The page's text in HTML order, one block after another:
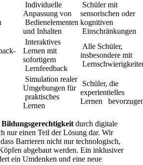
Individuelle
Anpassung von
Bedienelementen
und Inhalten
Schüler mit
sensorischen oder
kognitiven
Einschränkungen
Interaktives
Lernen mit
sofortigem
Lernfeedback
Alle Schüler,
insbesondere mit
Simulation realer
Umgebungen für
praktisches
Lernen
Schüler, die
experientielles
Lernen
Bildungsgerechtigkeit durch digitale
nur einen Teil der Lösung dar. Wir
Barrieren nicht nur technologisch,
abgebaut werden. Ein inklusiver
ein Umdenken und eine neue